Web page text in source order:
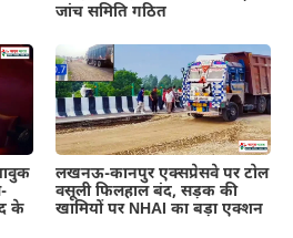
जांच समिति गठित
के
लखनऊ-कानपुर एक्सप्रेसवे पर टोल
वसूली फिलहाल बंद, सड़क की
खामियों पर NHAI का बड़ा एक्शन